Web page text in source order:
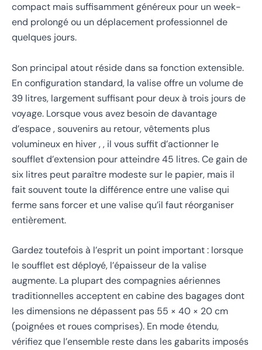
compact mais suffisamment généreux pour un week-
end prolongé ou un déplacement professionnel de
quelques jours.
Son principal atout réside dans sa fonction extensible.
En configuration standard, la valise offre un volume de
39 litres, largement suffisant pour deux à trois jours de
voyage. Lorsque vous avez besoin de davantage
d’espace , souvenirs au retour, vêtements plus
volumineux en hiver , , il vous suffit d’actionner le
soufflet d’extension pour atteindre 45 litres. Ce gain de
six litres peut paraître modeste sur le papier, mais il
fait souvent toute la différence entre une valise qui
ferme sans forcer et une valise qu’il faut réorganiser
entièrement.
Gardez toutefois à l’esprit un point important : lorsque
le soufflet est déployé, l’épaisseur de la valise
augmente. La plupart des compagnies aériennes
traditionnelles acceptent en cabine des bagages dont
les dimensions ne dépassent pas 55 × 40 × 20 cm
(poignées et roues comprises). En mode étendu,
vérifiez que l’ensemble reste dans les gabarits imposés